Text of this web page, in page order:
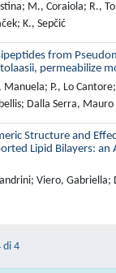
M., Coraiola; R.,
K., Sepčić
from
permeabilize
P., Lo
Dalla Serra, Mauro
Structure and
Lipid Bilayers: an
Viero, Gabriella;
di 4